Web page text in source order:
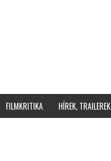
FILMKRITIKA HÍREK, TRAILEREK